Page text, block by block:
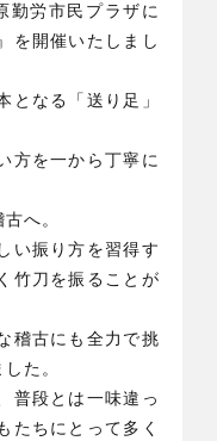
勤労市民プラザに
を開催いたしまし
となる「送り足」
方を一から丁寧に
へ。
い振り方を習得す
竹刀を振ることが
稽古にも全力で挑
た。
普段とは一味違っ
たちにとって多く